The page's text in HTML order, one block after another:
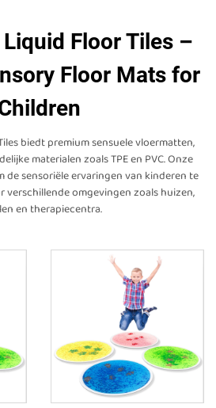
Floor Tiles –
Floor Mats for
biedt premium sensuele vloermatten,
materialen zoals TPE en PVC. Onze
sensoriële ervaringen van kinderen te
verschillende omgevingen zoals huizen,
en therapiecentra.